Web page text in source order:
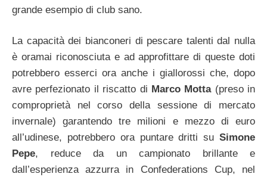
grande esempio di club sano.
La capacità dei bianconeri di pescare talenti dal nulla
è oramai riconosciuta e ad approfittare di queste doti
potrebbero esserci ora anche i giallorossi che, dopo
avre perfezionato il riscatto di Marco Motta(preso in
comproprietà nel corso della sessione di mercato
invernale) garantendo tre milioni e mezzo di euro
all’udinese, potrebbero ora puntare dritti su Simone
Pepe, reduce da un campionato brillante e
dall’esperienza azzurra in Confederations Cup, nel